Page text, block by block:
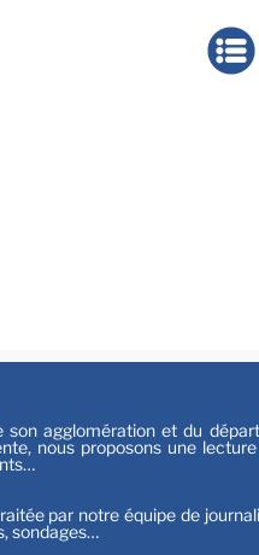
agglomération et du
nous proposons une
par notre équipe de
sondages…